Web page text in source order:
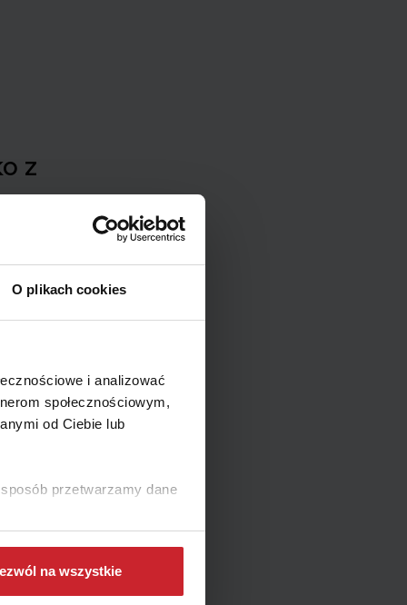
O plikach cookies
i analizować
społecznościowym,
od Ciebie lub
przetwarzamy dane
na wszystkie
z
nie
To